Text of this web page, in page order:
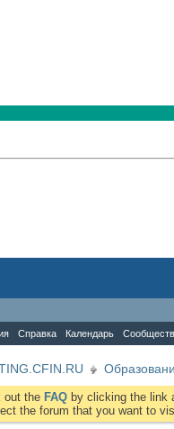
Справка Календарь
out the FAQ by clicking the link
the forum that you want to